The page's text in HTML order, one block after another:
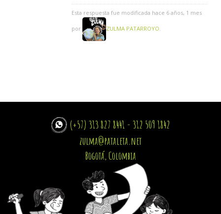
Esta respuesta fue modificada hace 6 años, 1 mes
por ZULMA PATARROYO
(+57) 313 827 8441 - 312 509 1842
zulma@pataleta.net
Bogotá, Colombia